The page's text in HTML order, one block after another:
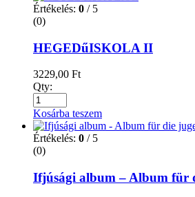
Értékelés: 0 / 5
(0)
HEGEDűISKOLA II
3229,00 Ft
Qty:
Kosárba teszem
Értékelés: 0 / 5
(0)
Ifjúsági album – Album für